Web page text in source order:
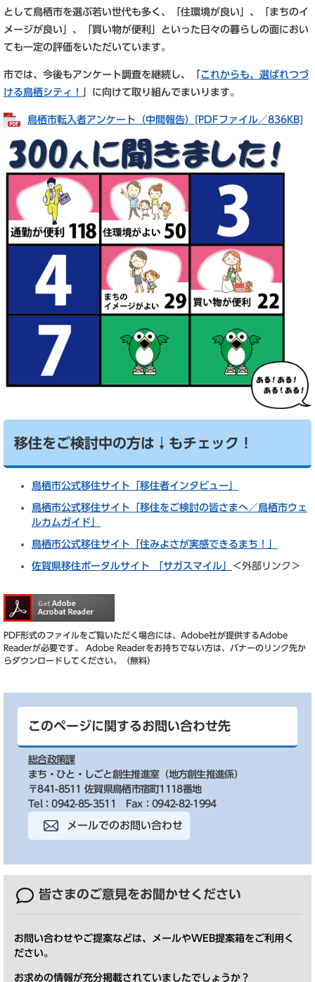
として鳥栖市を選ぶ若い世代も多く、「住環境が良い」、「まちのイ
メージが良い」、「買い物が便利」といった日々の暮らしの面におい
ても一定の評価をいただいています。
市では、今後もアンケート調査を継続し、「 これからも、選ばれつづ
ける鳥栖シティ！
」に向けて取り組んでまいります。
鳥栖市転入者アンケート（中間報告）[PDFファイル／836KB]
移住をご検討中の方は↓もチェック！
鳥栖市公式移住サイト「移住者インタビュー」
鳥栖市公式移住サイト「移住をご検討の皆さまへ／鳥栖市ウェ
ルカムガイド」
鳥栖市公式移住サイト「住みよさが実感できるまち！」
佐賀県移住ポータルサイト 「サガスマイル」 ＜外部リンク＞
PDF形式のファイルをご覧いただく場合には、Adobe社が提供するAdobe
Readerが必要です。
Adobe Readerをお持ちでない方は、バナーのリンク先か
らダウンロードしてください。（無料）
このページに関するお問い合わせ先
総合政策課
まち・ひと・しごと創生推進室（地方創生推進係）
〒841-8511 佐賀県鳥栖市宿町1118番地
Tel：0942-85-3511
Fax：0942-82-1994
メールでのお問い合わせ
皆さまのご意見をお聞かせください
お問い合わせやご提案などは、メールやWEB提案箱をご利用く
ださい。
お求めの情報が充分掲載されていましたでしょうか？